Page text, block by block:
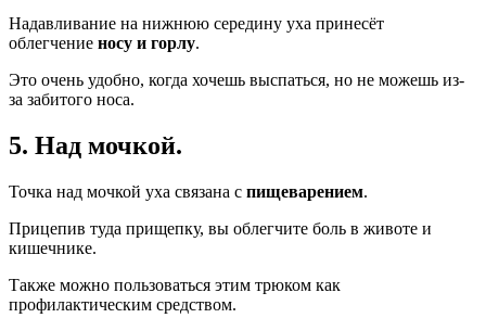
Надавливание на нижнюю середину уха принесёт
облегчение носу и горлу.
Это очень удобно, когда хочешь выспаться, но не можешь из-
за забитого носа.
5. Над мочкой.
Точка над мочкой уха связана с пищеварением.
Прицепив туда прищепку, вы облегчите боль в животе и
кишечнике.
Также можно пользоваться этим трюком как
профилактическим средством.